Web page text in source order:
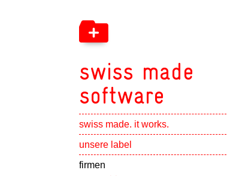
swiss made
software
swiss made. it works.
unsere label
firmen